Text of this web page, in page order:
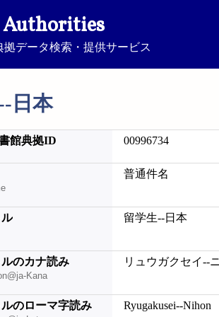
Authorities
拠データ検索・提供サービス
日本
館典拠ID 00996734
普通件名
留学生--日本
のカナ読み
Kana
リュウガクセイ--
のローマ字読み Ryugakusei--Nihon